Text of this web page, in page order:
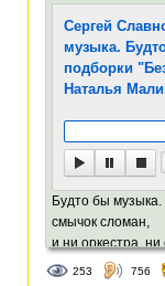
Сергей
музыка.
подборки
Наталья
Будто бы
смычок сломан,
и ни оркестра, ни
253 756